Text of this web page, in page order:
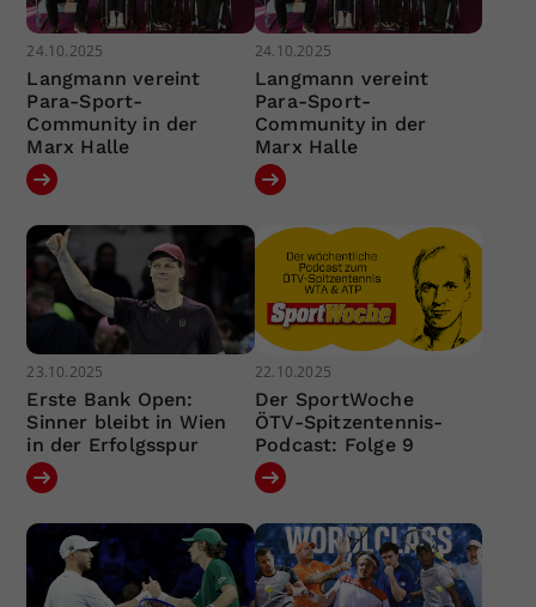
24.10.2025
Langmann vereint
Para-Sport-
Community in der
Marx Halle
24.10.2025
Langmann vereint
Para-Sport-
Community in der
Marx Halle
23.10.2025
Erste Bank Open:
Sinner bleibt in Wien
in der Erfolgsspur
22.10.2025
Der SportWoche
ÖTV-Spitzentennis-
Podcast: Folge 9